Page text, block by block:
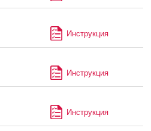
Инструкция
Инструкция
Инструкция